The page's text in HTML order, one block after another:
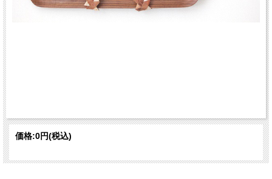
価格:0円(税込)